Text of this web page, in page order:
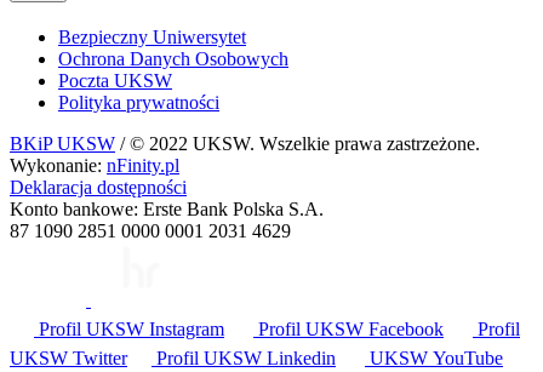
Bezpieczny Uniwersytet
Ochrona Danych Osobowych
Poczta UKSW
Polityka prywatności
BKiP UKSW / © 2022 UKSW. Wszelkie prawa zastrzeżone.
Wykonanie: nFinity.pl
Deklaracja dostępności
Konto bankowe: Erste Bank Polska S.A.
87 1090 2851 0000 0001 2031 4629
Profil UKSW Instagram Profil UKSW Facebook
Profil
UKSW Twitter Profil UKSW Linkedin UKSW YouTube